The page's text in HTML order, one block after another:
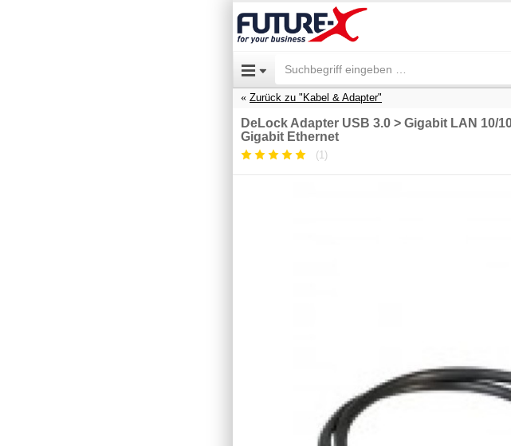
Zurück zu "Kabel & Adapter"
DeLock Adapter USB 3.0 > Gigabit LAN 10/
Gigabit Ethernet
(1)